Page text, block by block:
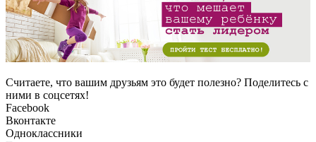
Считаете, что вашим друзьям это будет полезно? Поделитесь с
ними в соцсетях!
Facebook
Вконтакте
Одноклассники